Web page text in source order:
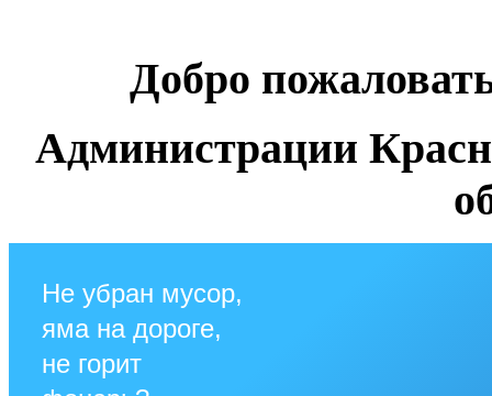
Добро
Администрации
Не убран мусор,
яма на дороге,
не горит